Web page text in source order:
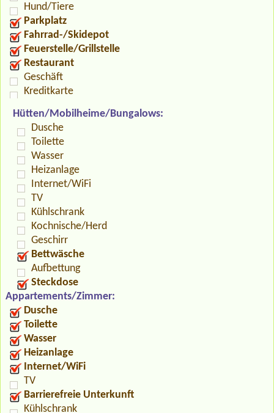
Hund/Tiere
Parkplatz
Fahrrad-/Skidepot
Feuerstelle/Grillstelle
Restaurant
Geschäft
Kreditkarte
Hütten/Mobilheime/Bungalows:
Dusche
Toilette
Wasser
Heizanlage
Internet/WiFi
TV
Kühlschrank
Kochnische/Herd
Geschirr
Bettwäsche
Aufbettung
Steckdose
Appartements/Zimmer:
Dusche
Toilette
Wasser
Heizanlage
Internet/WiFi
TV
Barrierefreie Unterkunft
Kühlschrank